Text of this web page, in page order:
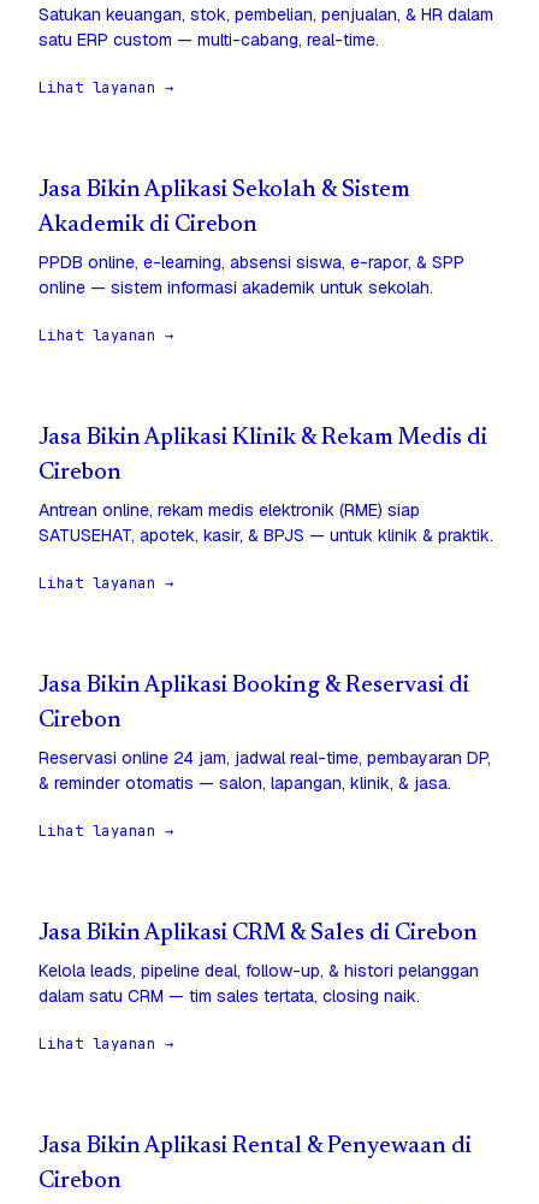
Satukan keuangan, stok, pembelian, penjualan, & HR dalam
satu ERP custom — multi-cabang, real-time.
Lihat layanan →
Jasa Bikin Aplikasi Sekolah & Sistem
Akademik di Cirebon
PPDB online, e-learning, absensi siswa, e-rapor, & SPP
online — sistem informasi akademik untuk sekolah.
Lihat layanan →
Jasa Bikin Aplikasi Klinik & Rekam Medis di
Cirebon
Antrean online, rekam medis elektronik (RME) siap
SATUSEHAT, apotek, kasir, & BPJS — untuk klinik & praktik.
Lihat layanan →
Jasa Bikin Aplikasi Booking & Reservasi di
Cirebon
Reservasi online 24 jam, jadwal real-time, pembayaran DP,
& reminder otomatis — salon, lapangan, klinik, & jasa.
Lihat layanan →
Jasa Bikin Aplikasi CRM & Sales di Cirebon
Kelola leads, pipeline deal, follow-up, & histori pelanggan
dalam satu CRM — tim sales tertata, closing naik.
Lihat layanan →
Jasa Bikin Aplikasi Rental & Penyewaan di
Cirebon